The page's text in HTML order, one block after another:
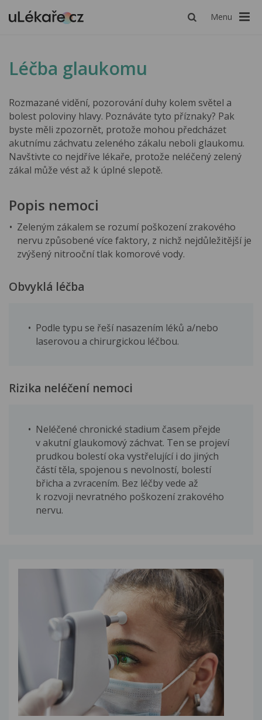
Menu
Léčba glaukomu
Rozmazané vidění, pozorování duhy kolem světel a
bolest poloviny hlavy. Poznáváte tyto příznaky? Pak
byste měli zpozornět, protože mohou předcházet
akutnímu záchvatu zeleného zákalu neboli glaukomu.
Navštivte co nejdříve lékaře, protože neléčený zelený
zákal může vést až k úplné slepotě.
Popis nemoci
Zeleným zákalem se rozumí poškození zrakového
nervu způsobené více faktory, z nichž nejdůležitější je
zvýšený nitrooční tlak komorové vody.
Obvyklá léčba
Podle typu se řeší nasazením léků a/nebo
laserovou a chirurgickou léčbou.
Rizika neléčení nemoci
Neléčené chronické stadium časem přejde
v akutní glaukomový záchvat. Ten se projeví
prudkou bolestí oka vystřelující i do jiných
částí těla, spojenou s nevolností, bolestí
břicha a zvracením. Bez léčby vede až
k rozvoji nevratného poškození zrakového
nervu.